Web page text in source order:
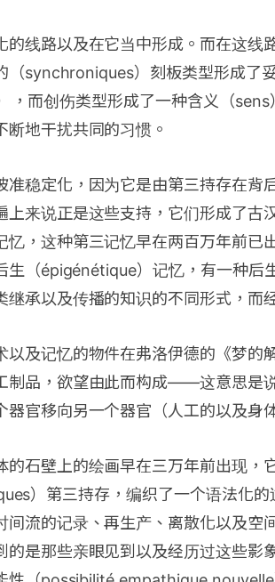
的线路以及在它当中形成。而在这线
（synchroniques）刻板类型形成了
，而创伤类型形成了一种含义（
断地干扰共同的习惯。
准稳定化，因为它是由第三持存在背
上来说正是这些支持，它们形成了
忆，这种第三记忆早在两百万年前已
生（épigénétique）记忆，有一种
继承以及传播的知识的不同形式，而
以及记忆的物件在弗洛伊德的《梦的
制品，欲望由此而构成——这意思是
器官移向另一个器官（人工的以及身
的石壁上的绘画早在三万年前出现，
）第三持存，编织了一个语法化的
间流的记录、再生产、离散化以及空
的是那些亲眼见到以及经历过这些影